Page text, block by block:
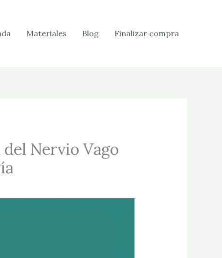
Materiales Blog Finalizar compra
Nervio Vago